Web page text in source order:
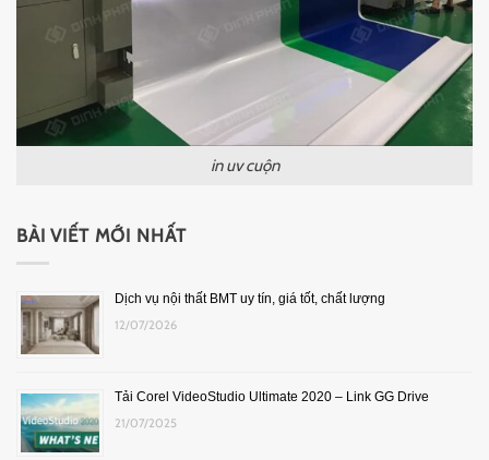
in uv cuộn
BÀI VIẾT MỚI NHẤT
Dịch vụ nội thất BMT uy tín, giá tốt, chất lượng
12/07/2026
Tải Corel VideoStudio Ultimate 2020 – Link GG Drive
21/07/2025